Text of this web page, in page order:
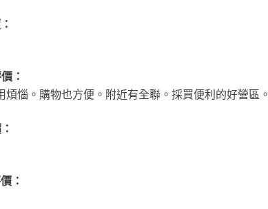
：
惱。購物也方便。附近有全聯。採買便利的好營區。
：